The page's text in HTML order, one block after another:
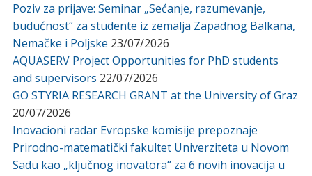
Poziv za prijave: Seminar „Sećanje, razumevanje,
budućnost“ za studente iz zemalja Zapadnog Balkana,
Nemačke i Poljske 23/07/2026
AQUASERV Project Opportunities for PhD students
and supervisors 22/07/2026
GO STYRIA RESEARCH GRANT at the University of Graz
20/07/2026
Inovacioni radar Evropske komisije prepoznaje
Prirodno-matematički fakultet Univerziteta u Novom
Sadu kao „ključnog inovatora“ za 6 novih inovacija u